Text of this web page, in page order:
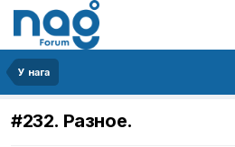
У нага
#232. Разное.